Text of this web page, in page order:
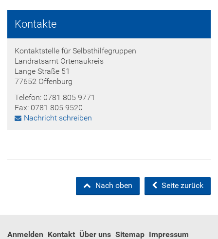
Kontakte
Kontaktstelle für Selbsthilfegruppen
Landratsamt Ortenaukreis
Lange Straße 51
77652 Offenburg
Telefon: 0781 805 9771
Fax: 0781 805 9520
Nachricht schreiben
Seite zurück
Nach oben
Anmelden Kontakt Über uns Sitemap Impressum